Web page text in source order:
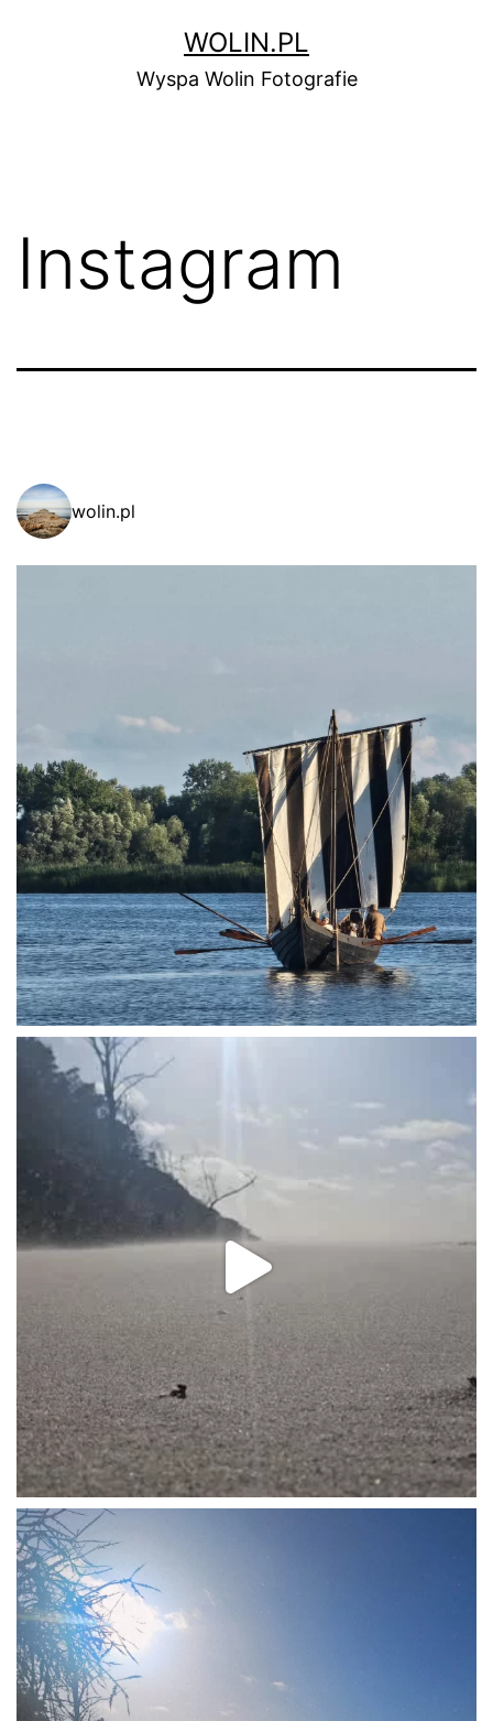
WOLIN.PL
Wyspa Wolin Fotografie
Instagram
wolin.pl